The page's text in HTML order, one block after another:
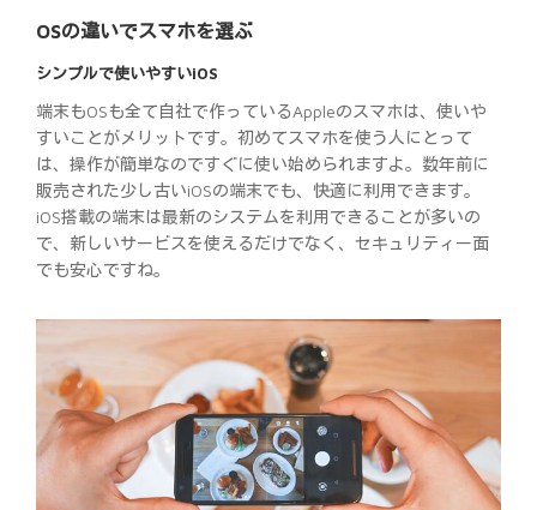
OSの違いでスマホを選ぶ
シンプルで使いやすいiOS
端末もOSも全て自社で作っているAppleのスマホは、使いや
すいことがメリットです。初めてスマホを使う人にとって
は、操作が簡単なのですぐに使い始められますよ。数年前に
販売された少し古いiOSの端末でも、快適に利用できます。
iOS搭載の端末は最新のシステムを利用できることが多いの
で、新しいサービスを使えるだけでなく、セキュリティー面
でも安心ですね。